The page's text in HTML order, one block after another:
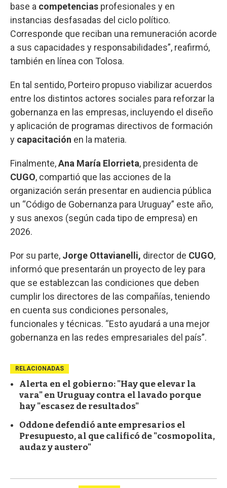
base a competencias profesionales y en
instancias desfasadas del ciclo político.
Corresponde que reciban una remuneración acorde
a sus capacidades y responsabilidades”, reafirmó,
también en línea con Tolosa.
En tal sentido, Porteiro propuso viabilizar acuerdos
entre los distintos actores sociales para reforzar la
gobernanza en las empresas, incluyendo el diseño
y aplicación de programas directivos de formación
y capacitación en la materia.
Finalmente,Ana María Elorrieta, presidenta de
CUGO, compartió que las acciones de la
organización serán presentar en audiencia pública
un “Código de Gobernanza para Uruguay” este año,
y sus anexos (según cada tipo de empresa) en
2026.
Por su parte, Jorge Ottavianelli, director de CUGO,
informó que presentarán un proyecto de ley para
que se establezcan las condiciones que deben
cumplir los directores de las compañías, teniendo
en cuenta sus condiciones personales,
funcionales y técnicas. “Esto ayudará a una mejor
gobernanza en las redes empresariales del país”.
RELACIONADAS
Alerta en el gobierno: "Hay que elevar la
vara" en Uruguay contra el lavado porque
hay "escasez de resultados"
Oddone defendió ante empresarios el
Presupuesto, al que calificó de "cosmopolita,
audaz y austero"